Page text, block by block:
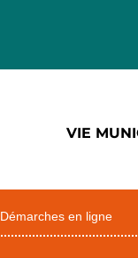
VIE
Démarches en ligne